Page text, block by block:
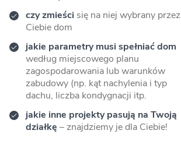
czy zmieści się na niej wybrany przez
Ciebie dom
jakie parametry musi spełniać dom
według miejscowego planu
zagospodarowania lub warunków
zabudowy (np. kąt nachylenia i typ
dachu, liczba kondygnacji itp.
jakie inne projekty pasują na Twoją
działkę – znajdziemy je dla Ciebie!